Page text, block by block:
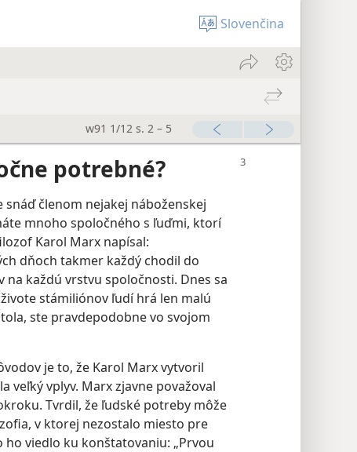
Slovenčina
w91 1/12 s. 2 – 5
potrebné?
snáď členom nejakej náboženskej
mnoho spoločného s ľuďmi, ktorí
Karol Marx napísal:
dňoch takmer každý chodil do
každú vrstvu spoločnosti. Dnes sa
stámiliónov ľudí hrá len malú
ste pravdepodobne vo svojom
je to, že Karol Marx vytvoril
vplyv. Marx zjavne považoval
Tvrdil, že ľudské potreby môže
v ktorej nezostalo miesto pre
viedlo ku konštatovaniu: „Prvou